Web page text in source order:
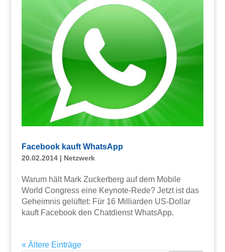
Facebook kauft WhatsApp
20.02.2014| Netzwerk
Warum hält Mark Zuckerberg auf dem Mobile
World Congress eine Keynote-Rede? Jetzt ist das
Geheimnis gelüftet: Für 16 Milliarden US-Dollar
kauft Facebook den Chatdienst WhatsApp.
« Ältere Einträge